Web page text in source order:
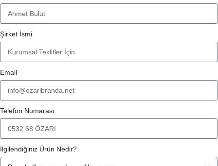
Şirket İsmi
Email
Telefon Numarası
İlgilendiğiniz Ürün Nedir?